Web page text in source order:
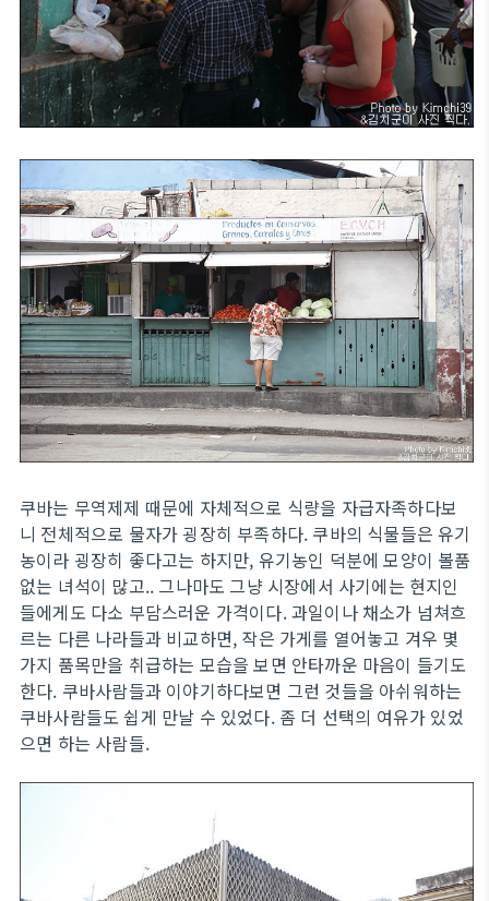
쿠바는 무역제제 때문에 자체적으로 식량을 자급자족하다보
니 전체적으로 물자가 굉장히 부족하다. 쿠바의 식물들은 유기
농이라 굉장히 좋다고는 하지만, 유기농인 덕분에 모양이 볼품
없는 녀석이 많고.. 그나마도 그냥 시장에서 사기에는 현지인
들에게도 다소 부담스러운 가격이다. 과일이나 채소가 넘쳐흐
르는 다른 나라들과 비교하면, 작은 가게를 열어놓고 겨우 몇
가지 품목만을 취급하는 모습을 보면 안타까운 마음이 들기도
한다. 쿠바사람들과 이야기하다보면 그런 것들을 아쉬워하는
쿠바사람들도 쉽게 만날 수 있었다. 좀 더 선택의 여유가 있었
으면 하는 사람들.